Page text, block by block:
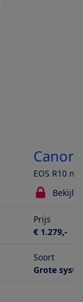
Canon
EOS R10
Bekijk
Prijs
€ 1.279,-
Soort
Grote